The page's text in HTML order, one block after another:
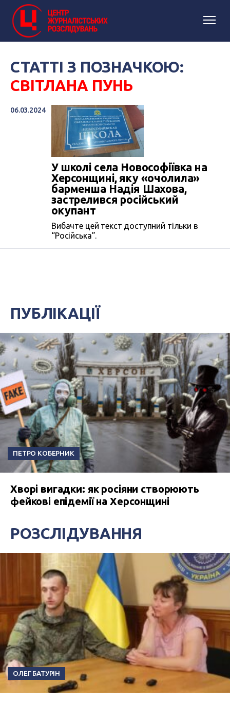
СТАТТІ З ПОЗНАЧКОЮ:
СВІТЛАНА ПУНЬ
06.03.2024
У школі села Новософіївка на
Херсонщині, яку «очолила»
барменша Надія Шахова,
застрелився російський
окупант
Вибачте цей текст доступний тільки в
“Російська”.
ПУБЛІКАЦІЇ
ПЕТРО КОБЕРНИК
Хворі вигадки: як росіяни створюють
фейкові епідемії на Херсонщині
РОЗСЛІДУВАННЯ
ОЛЕГ БАТУРІН